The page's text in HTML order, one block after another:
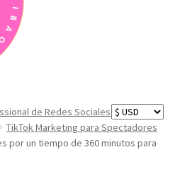
de Redes Sociales
TikTok Marketing para Spectadores
por un tiempo de 360 minutos para